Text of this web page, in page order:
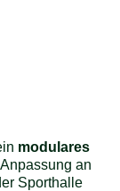
modulares
an
Sporthalle